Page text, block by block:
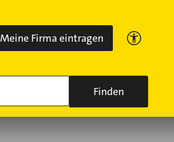
Meine Firma eintragen
Finden